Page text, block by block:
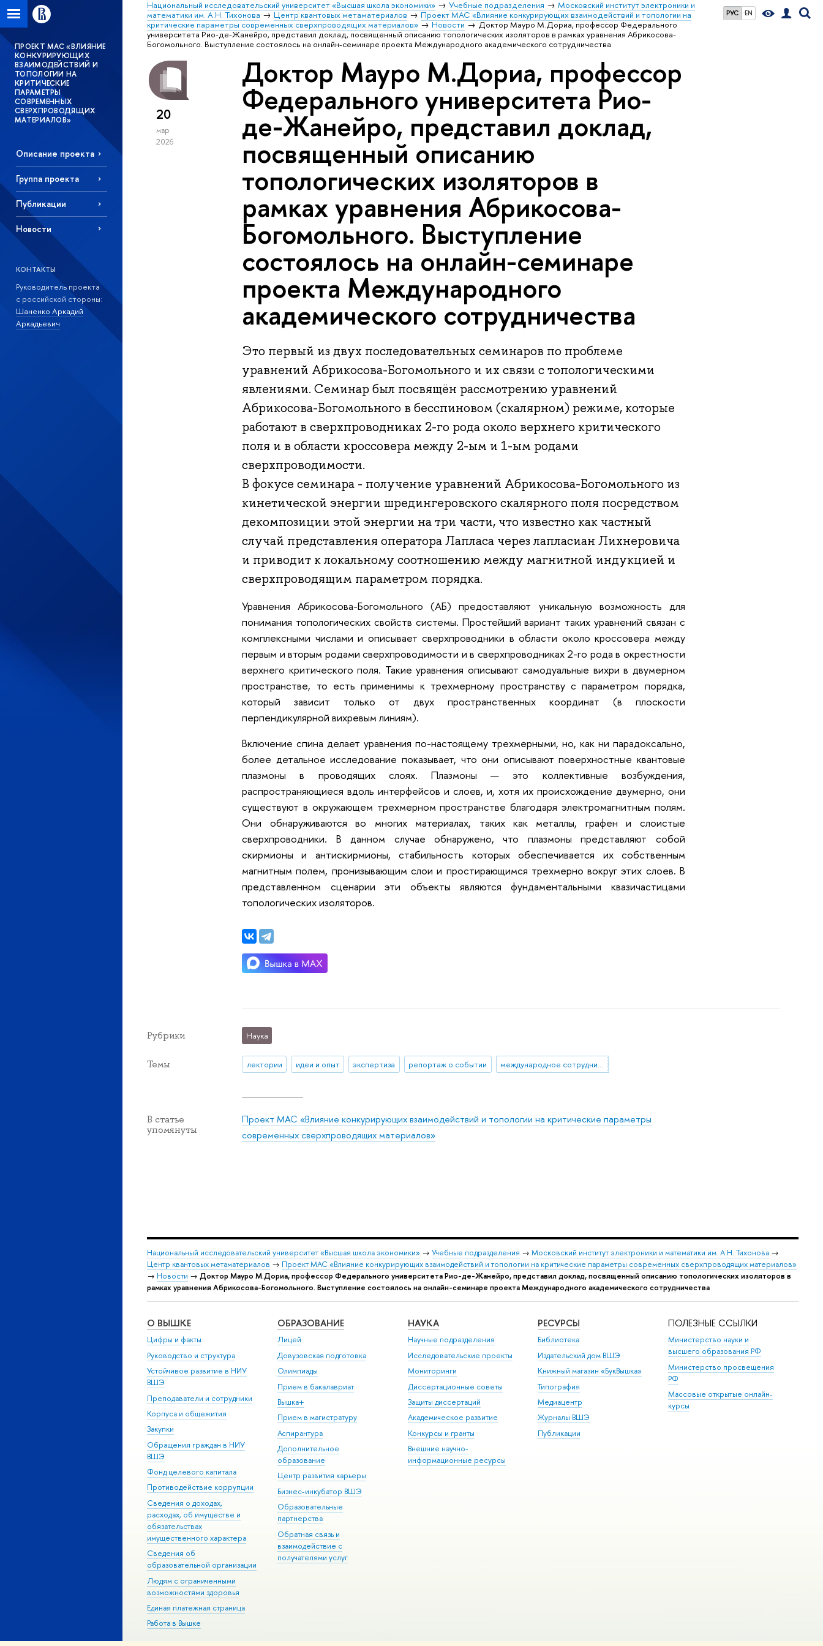
РУС EN
Национальный исследовательский университет «Высшая школа экономики» Учебные подразделения
Московский институт электроники и
математики им. А.Н. Тихонова
Центр квантовых метаматериалов
Проект МАС «Влияние конкурирующих взаимодействий и топологии на
критические параметры современных сверхпроводящих материалов»
Новости
Доктор Мауро М.Дориа, профессор Федерального
университета Рио-де-Жанейро, представил доклад, посвященный описанию топологических изоляторов в рамках уравнения Абрикосова-
Богомольного. Выступление состоялось на онлайн-семинаре проекта Международного академического сотрудничества
ПРОЕКТ МАС «ВЛИЯНИЕ
КОНКУРИРУЮЩИХ
ВЗАИМОДЕЙСТВИЙ И
ТОПОЛОГИИ НА
КРИТИЧЕСКИЕ
ПАРАМЕТРЫ
СОВРЕМЕННЫХ
СВЕРХПРОВОДЯЩИХ
МАТЕРИАЛОВ»
Описание проекта
Группа проекта
Публикации
Новости
КОНТАКТЫ
Руководитель проекта
с российской стороны:
Шаненко Аркадий
Аркадьевич
20
мар
2026
Доктор Мауро М.Дориа, профессор
Федерального университета Рио-
де-Жанейро, представил доклад,
посвященный описанию
топологических изоляторов в
рамках уравнения Абрикосова-
Богомольного. Выступление
состоялось на онлайн-семинаре
проекта Международного
академического сотрудничества
Это первый из двух последовательных семинаров по проблеме
уравнений Абрикосова-Богомольного и их связи с топологическими
явлениями. Семинар был посвящён рассмотрению уравнений
Абрикосова-Богомольного в бесспиновом (скалярном) режиме, которые
работают в сверхпроводниках 2-го рода около верхнего критического
поля и в области кроссовера между 2-ым и 1-ым родами
сверхпроводимости.
В фокусе семинара - получение уравнений Абрикосова-Богомольного из
кинетической энергии шредингеровского скалярного поля посредством
декомпозиции этой энергии на три части, что известно как частный
случай представления оператора Лапласа через лапласиан Лихнеровича
и приводит к локальному соотношению между магнитной индукцией и
сверхпроводящим параметром порядка.
Уравнения Абрикосова-Богомольного (АБ) предоставляют уникальную возможность для
понимания топологических свойств системы. Простейший вариант таких уравнений связан с
комплексными числами и описывает сверхпроводники в области около кроссовера между
первым и вторым родами сверхпроводимости и в сверхпроводниках 2-го рода в окрестности
верхнего критического поля. Такие уравнения описывают самодуальные вихри в двумерном
пространстве, то есть применимы к трехмерному пространству с параметром порядка,
который зависит только от двух пространственных координат (в плоскости
перпендикулярной вихревым линиям).
Включение спина делает уравнения по-настоящему трехмерными, но, как ни парадоксально,
более детальное исследование показывает, что они описывают поверхностные квантовые
плазмоны в проводящих слоях. Плазмоны — это коллективные возбуждения,
распространяющиеся вдоль интерфейсов и слоев, и, хотя их происхождение двумерно, они
существуют в окружающем трехмерном пространстве благодаря электромагнитным полям.
Они обнаруживаются во многих материалах, таких как металлы, графен и слоистые
сверхпроводники. В данном случае обнаружено, что плазмоны представляют собой
скирмионы и антискирмионы, стабильность которых обеспечивается их собственным
магнитным полем, пронизывающим слои и простирающимся трехмерно вокруг этих слоев. В
представленном сценарии эти объекты являются фундаментальными квазичастицами
топологических изоляторов.
Рубрики Наука
Темы лектории идеи и опыт экспертиза репортаж о событии международное сотрудничество
В статье
упомянуты
Проект МАС «Влияние конкурирующих взаимодействий и топологии на критические параметры
современных сверхпроводящих материалов»
Национальный исследовательский университет «Высшая школа экономики» → Учебные подразделения → Московский институт электроники и математики им. А.Н. Тихонова →
Центр квантовых метаматериалов → Проект МАС «Влияние конкурирующих взаимодействий и топологии на критические параметры современных сверхпроводящих материалов»
→ Новости → Доктор Мауро М.Дориа, профессор Федерального университета Рио-де-Жанейро, представил доклад, посвященный описанию топологических изоляторов в
рамках уравнения Абрикосова-Богомольного. Выступление состоялось на онлайн-семинаре проекта Международного академического сотрудничества
О ВЫШКЕ
Цифры и факты
Руководство и структура
Устойчивое развитие в НИУ
ВШЭ
Преподаватели и сотрудники
Корпуса и общежития
Закупки
Обращения граждан в НИУ
ВШЭ
Фонд целевого капитала
Противодействие коррупции
Сведения о доходах,
расходах, об имуществе и
обязательствах
имущественного характера
Сведения об
образовательной организации
Людям с ограниченными
возможностями здоровья
Единая платежная страница
Работа в Вышке
ОБРАЗОВАНИЕ
Лицей
Довузовская подготовка
Олимпиады
Прием в бакалавриат
Вышка+
Прием в магистратуру
Аспирантура
Дополнительное
образование
Центр развития карьеры
Бизнес-инкубатор ВШЭ
Образовательные
партнерства
Обратная связь и
взаимодействие с
получателями услуг
НАУКА
Научные подразделения
Исследовательские проекты
Мониторинги
Диссертационные советы
Защиты диссертаций
Академическое развитие
Конкурсы и гранты
Внешние научно-
информационные ресурсы
РЕСУРСЫ
Библиотека
Издательский дом ВШЭ
Книжный магазин «БукВышка»
Типография
Медиацентр
Журналы ВШЭ
Публикации
ПОЛЕЗНЫЕ ССЫЛКИ
Министерство науки и
высшего образования РФ
Министерство просвещения
РФ
Массовые открытые онлайн-
курсы